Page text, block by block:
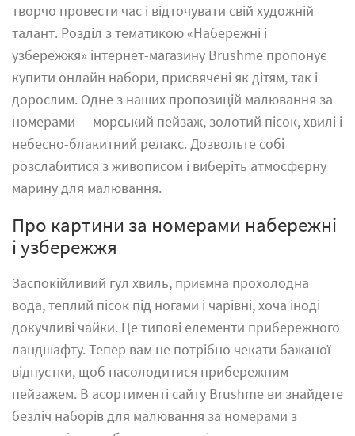
творчо провести час і відточувати свій художній
талант. Розділ з тематикою «Набережні і
узбережжя» інтернет-магазину Brushme пропонує
купити онлайн набори, присвячені як дітям, так і
дорослим. Одне з наших пропозицій малювання за
номерами — морський пейзаж, золотий пісок, хвилі і
небесно-блакитний релакс. Дозвольте собі
розслабитися з живописом і виберіть атмосферну
марину для малювання.
Про картини за номерами набережні
і узбережжя
Заспокійливий гул хвиль, приємна прохолодна
вода, теплий пісок під ногами і чарівні, хоча іноді
докучливі чайки. Це типові елементи прибережного
ландшафту. Тепер вам не потрібно чекати бажаної
відпустки, щоб насолодитися прибережним
пейзажем. В асортименті сайту Brushme ви знайдете
безліч наборів для малювання за номерами з